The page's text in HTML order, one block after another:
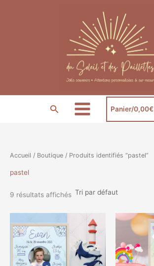
Rechercher Panier/0,00€
Accueil / Boutique / Produits identifiés “pastel”
pastel
9 résultats affichés
de
prix :
à
35,99€
produit
plusieurs
variations.